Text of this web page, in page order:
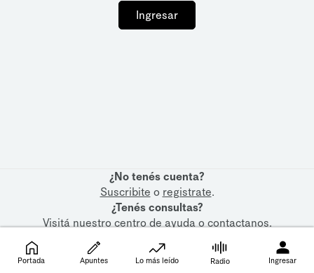
Ingresar
¿No tenés cuenta?
Suscribite o registrate.
¿Tenés consultas?
Visitá nuestrocentro de ayudaocontactanos.
Portada Apuntes Lo más leído Radio Ingresar